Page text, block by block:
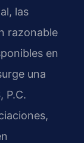
las
razonable
en
una
P.C.